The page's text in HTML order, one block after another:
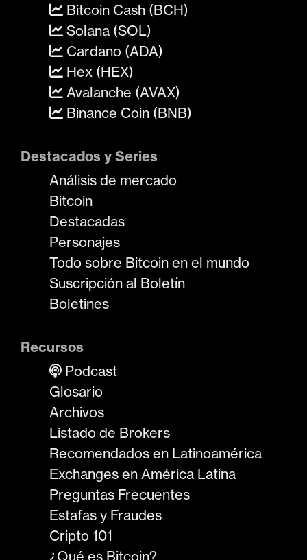
Bitcoin Cash (BCH)
Solana (SOL)
Cardano (ADA)
Hex (HEX)
Avalanche (AVAX)
Binance Coin (BNB)
Destacados y Series
Análisis de mercado
Bitcoin
Destacadas
Personajes
Todo sobre Bitcoin en el mundo
Suscripción al Boletín
Boletines
Recursos
Podcast
Glosario
Archivos
Listado de Brokers
Recomendados en Latinoamérica
Exchanges en América Latina
Preguntas Frecuentes
Estafas y Fraudes
Cripto 101
¿Qué es Bitcoin?